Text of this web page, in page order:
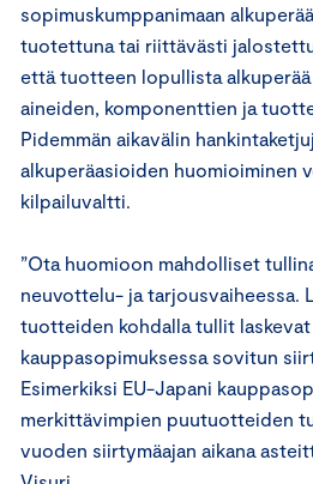
sopimuskumppanimaan
tuotettuna tai riittävästi
että tuotteen lopullista
aineiden, komponenttien ja
Pidemmän aikavälin
alkuperäasioiden huomioiminen
kilpailuvaltti.
”Ota huomioon mahdolliset
neuvottelu- ja tarjousvaiheessa.
tuotteiden kohdalla tullit
kauppasopimuksessa sovitun
Esimerkiksi EU-Japani
merkittävimpien puutuotteiden
vuoden siirtymäajan aikana